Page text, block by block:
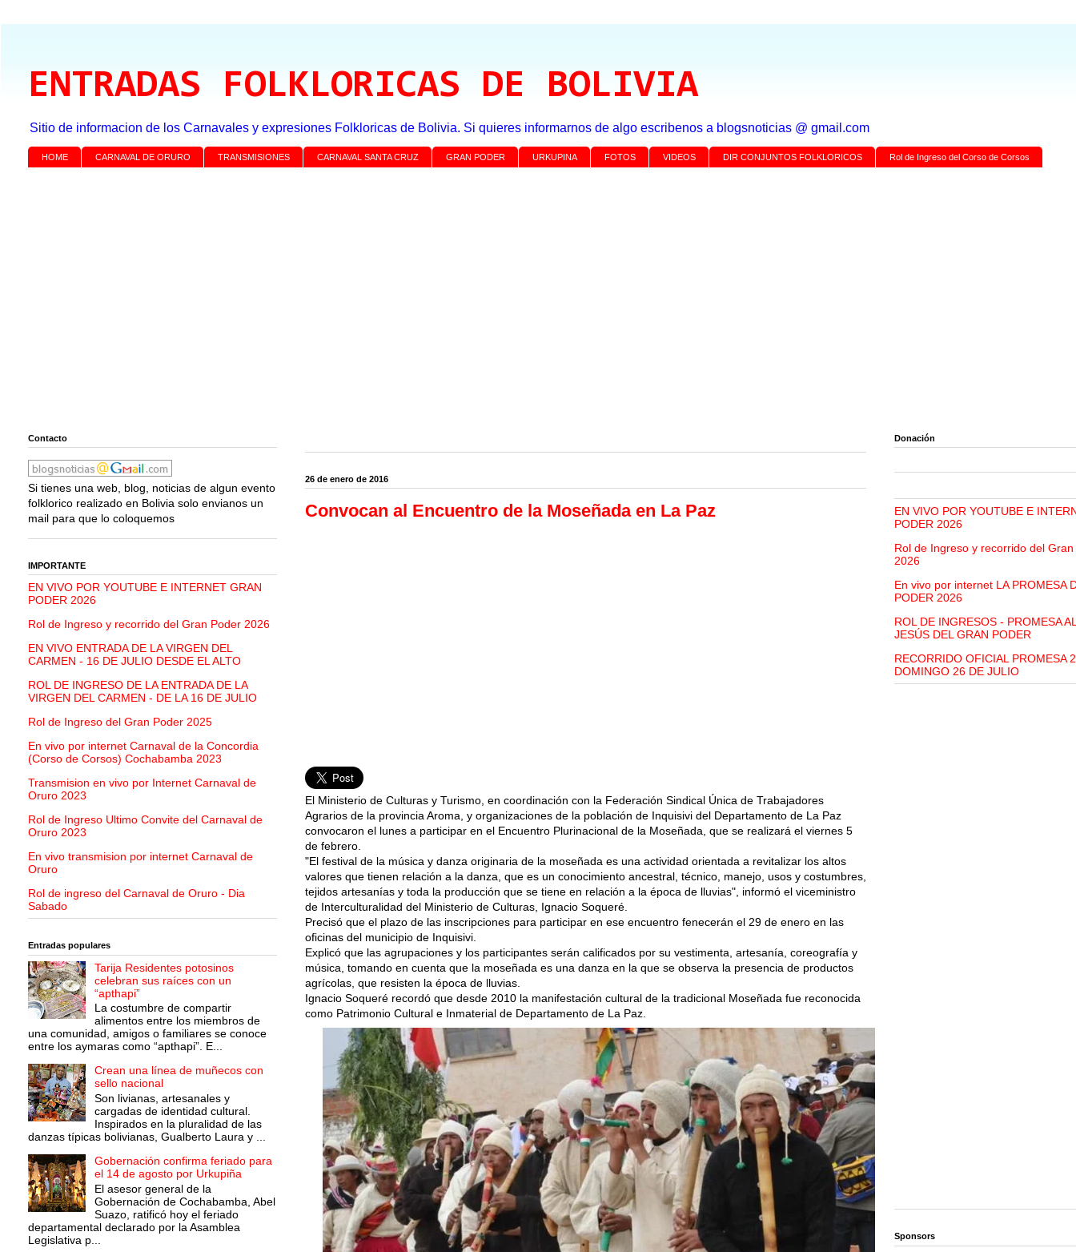
ENTRADAS FOLKLORICAS DE BOLIVIA
Sitio de informacion de los Carnavales y expresiones Folkloricas de Bolivia. Si quieres informarnos de algo escribenos a blogsnoticias @ gmail.com
HOME CARNAVAL DE ORURO TRANSMISIONES CARNAVAL SANTA CRUZ GRAN PODER URKUPINA FOTOS VIDEOS DIR CONJUNTOS FOLKLORICOS Rol de Ingreso del Corso de Corsos
26 de enero de 2016
Convocan al Encuentro de la Moseñada en La Paz
El Ministerio de Culturas y Turismo, en coordinación con la Federación Sindical Única de Trabajadores
Agrarios de la provincia Aroma, y organizaciones de la población de Inquisivi del Departamento de La Paz
convocaron el lunes a participar en el Encuentro Plurinacional de la Moseñada, que se realizará el viernes 5
de febrero.
"El festival de la música y danza originaria de la moseñada es una actividad orientada a revitalizar los altos
valores que tienen relación a la danza, que es un conocimiento ancestral, técnico, manejo, usos y costumbres,
tejidos artesanías y toda la producción que se tiene en relación a la época de lluvias", informó el viceministro
de Interculturalidad del Ministerio de Culturas, Ignacio Soqueré.
Precisó que el plazo de las inscripciones para participar en ese encuentro fenecerán el 29 de enero en las
oficinas del municipio de Inquisivi.
Explicó que las agrupaciones y los participantes serán calificados por su vestimenta, artesanía, coreografía y
música, tomando en cuenta que la moseñada es una danza en la que se observa la presencia de productos
agrícolas, que resisten la época de lluvias.
Ignacio Soqueré recordó que desde 2010 la manifestación cultural de la tradicional Moseñada fue reconocida
como Patrimonio Cultural e Inmaterial de Departamento de La Paz.
Contacto
Si tienes una web, blog, noticias de algun evento
folklorico realizado en Bolivia solo envianos un
mail para que lo coloquemos
IMPORTANTE
EN VIVO POR YOUTUBE E INTERNET GRAN
PODER 2026
Rol de Ingreso y recorrido del Gran Poder 2026
EN VIVO ENTRADA DE LA VIRGEN DEL
CARMEN - 16 DE JULIO DESDE EL ALTO
ROL DE INGRESO DE LA ENTRADA DE LA
VIRGEN DEL CARMEN - DE LA 16 DE JULIO
Rol de Ingreso del Gran Poder 2025
En vivo por internet Carnaval de la Concordia
(Corso de Corsos) Cochabamba 2023
Transmision en vivo por Internet Carnaval de
Oruro 2023
Rol de Ingreso Ultimo Convite del Carnaval de
Oruro 2023
En vivo transmision por internet Carnaval de
Oruro
Rol de ingreso del Carnaval de Oruro - Dia
Sabado
Entradas populares
Tarija Residentes potosinos
celebran sus raíces con un
“apthapi”
La costumbre de compartir
alimentos entre los miembros de
una comunidad, amigos o familiares se conoce
entre los aymaras como “apthapi”. E...
Crean una línea de muñecos con
sello nacional
Son livianas, artesanales y
cargadas de identidad cultural.
Inspirados en la pluralidad de las
danzas típicas bolivianas, Gualberto Laura y ...
Gobernación confirma feriado para
el 14 de agosto por Urkupiña
El asesor general de la
Gobernación de Cochabamba, Abel
Suazo, ratificó hoy el feriado
departamental declarado por la Asamblea
Legislativa p...
Donación
EN VIVO POR YOUTUBE E
PODER 2026
Rol de Ingreso y recorrido del
2026
En vivo por internet LA PROMESA
PODER 2026
ROL DE INGRESOS - PROMESA
JESÚS DEL GRAN PODER
RECORRIDO OFICIAL PROMESA
DOMINGO 26 DE JULIO
Sponsors